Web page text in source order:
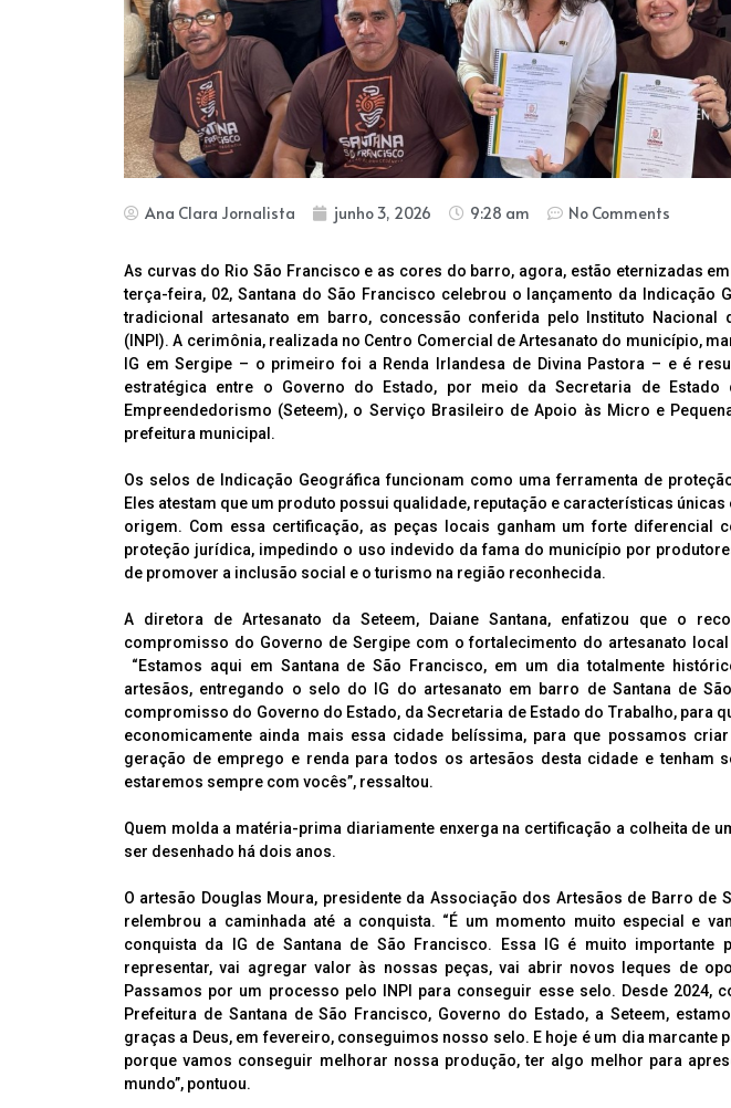
Ana Clara Jornalista junho 3, 2026 9:28 am No Comments
As curvas do Rio São Francisco e as cores do barro, agora, estão eternizadas
terça-feira, 02, Santana do São Francisco celebrou o lançamento da Indicação
tradicional artesanato em barro, concessão conferida pelo Instituto Nacional
(INPI). A cerimônia, realizada no Centro Comercial de Artesanato do município,
IG em Sergipe – o primeiro foi a Renda Irlandesa de Divina Pastora – e é
estratégica entre o Governo do Estado, por meio da Secretaria de Estado
Empreendedorismo (Seteem), o Serviço Brasileiro de Apoio às Micro e
prefeitura municipal.
Os selos de Indicação Geográfica funcionam como uma ferramenta de
Eles atestam que um produto possui qualidade, reputação e características
origem. Com essa certificação, as peças locais ganham um forte diferencial
proteção jurídica, impedindo o uso indevido da fama do município por
de promover a inclusão social e o turismo na região reconhecida.
A diretora de Artesanato da Seteem, Daiane Santana, enfatizou que o
compromisso do Governo de Sergipe com o fortalecimento do artesanato
“Estamos aqui em Santana de São Francisco, em um dia totalmente
artesãos, entregando o selo do IG do artesanato em barro de Santana de
compromisso do Governo do Estado, da Secretaria de Estado do Trabalho, para
economicamente ainda mais essa cidade belíssima, para que possamos
geração de emprego e renda para todos os artesãos desta cidade e tenham
estaremos sempre com vocês”, ressaltou.
Quem molda a matéria-prima diariamente enxerga na certificação a colheita de
ser desenhado há dois anos.
O artesão Douglas Moura, presidente da Associação dos Artesãos de Barro de
relembrou a caminhada até a conquista. “É um momento muito especial e
conquista da IG de Santana de São Francisco. Essa IG é muito importante
representar, vai agregar valor às nossas peças, vai abrir novos leques de
Passamos por um processo pelo INPI para conseguir esse selo. Desde 2024,
Prefeitura de Santana de São Francisco, Governo do Estado, a Seteem,
graças a Deus, em fevereiro, conseguimos nosso selo. E hoje é um dia marcante
porque vamos conseguir melhorar nossa produção, ter algo melhor para
mundo”, pontuou.